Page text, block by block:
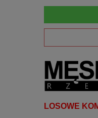
LOSOWE